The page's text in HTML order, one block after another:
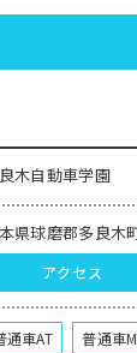
木自動車学園
県球磨郡多良木
アクセス
通車AT 普通車